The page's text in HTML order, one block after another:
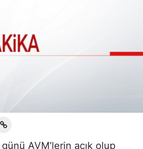
AVM’lerin açık olup